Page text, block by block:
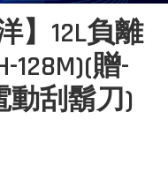
】12L負離
128M)(贈-
動刮鬍刀)